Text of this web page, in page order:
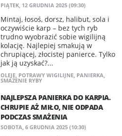
PIĄTEK, 12 GRUDNIA 2025 (09:30)
Mintaj, łosoś, dorsz, halibut, sola i
oczywiście karp – bez tych ryb
trudno wyobrazić sobie wigilijną
kolację. Najlepiej smakują w
chrupiącej, złocistej panierce. Tylko
jak ją uzyskać?...
OLEJE, POTRAWY WIGILIJNE, PANIERKA,
SMAŻENIE RYBY
NAJLEPSZA PANIERKA DO KARPIA.
CHRUPIE AŻ MIŁO, NIE ODPADA
PODCZAS SMAŻENIA
SOBOTA, 6 GRUDNIA 2025 (10:30)